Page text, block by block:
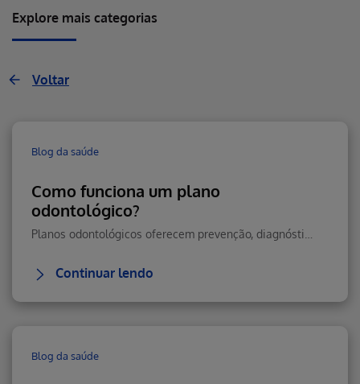
Explore mais categorias
Voltar
Blog da saúde
Como funciona um plano
odontológico?
Continuar lendo
Blog da saúde